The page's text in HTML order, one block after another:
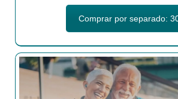
Comprar por separado: